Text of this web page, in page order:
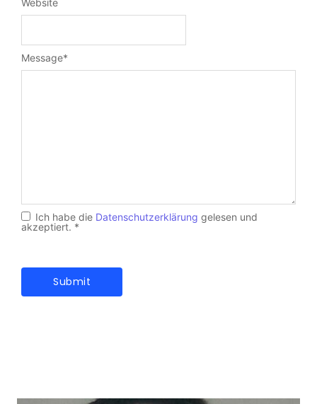
Message*
Ich habe die Datenschutzerklärung gelesen und
akzeptiert. *